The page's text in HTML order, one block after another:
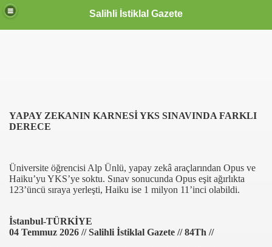
Salihli İstiklal Gazete
YAPAY ZEKANIN KARNESİ YKS SINAVINDA FARKLI
DERECE
Üniversite öğrencisi Alp Ünlü, yapay zekâ araçlarından Opus ve
Haiku’yu YKS’ye soktu. Sınav sonucunda Opus eşit ağırlıkta
123’üncü sıraya yerleşti, Haiku ise 1 milyon 11’inci olabildi.
İstanbul-TÜRKİYE
04 Temmuz 2026 // Salihli İstiklal Gazete // 84Th //
Giris Yapiyor
Aldilar
Sinavinda Farkli Derece
Hastanesinde Sona Gelindi